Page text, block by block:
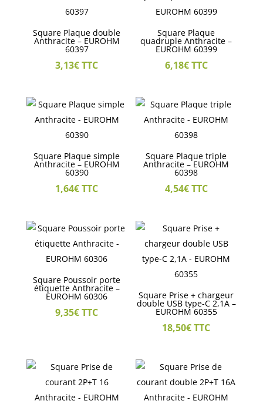
Square Plaque double
Anthracite – EUROHM
60397
3,13€TTC
Square Plaque
quadruple Anthracite –
EUROHM 60399
6,18€TTC
Square Plaque simple
Anthracite – EUROHM
60390
1,64€TTC
Square Plaque triple
Anthracite – EUROHM
60398
4,54€TTC
Square Poussoir porte
étiquette Anthracite –
EUROHM 60306
9,35€TTC
Square Prise + chargeur
double USB type-C 2,1A –
EUROHM 60355
18,50€TTC